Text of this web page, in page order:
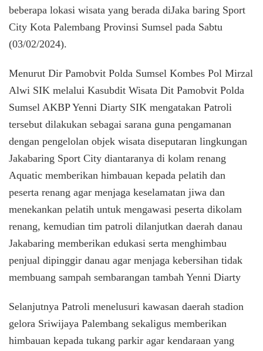
WISATA
SPORT
beberapa lokasi wisata yang berada diJaka baring Sport
City Kota Palembang Provinsi Sumsel pada Sabtu
(03/02/2024).
Menurut Dir Pamobvit Polda Sumsel Kombes Pol Mirzal
Alwi SIK melalui Kasubdit Wisata Dit Pamobvit Polda
Sumsel AKBP Yenni Diarty SIK mengatakan Patroli
tersebut dilakukan sebagai sarana guna pengamanan
dengan pengelolan objek wisata diseputaran lingkungan
Jakabaring Sport City diantaranya di kolam renang
Aquatic memberikan himbauan kepada pelatih dan
peserta renang agar menjaga keselamatan jiwa dan
menekankan pelatih untuk mengawasi peserta dikolam
renang, kemudian tim patroli dilanjutkan daerah danau
Jakabaring memberikan edukasi serta menghimbau
penjual dipinggir danau agar menjaga kebersihan tidak
membuang sampah sembarangan tambah Yenni Diarty
Selanjutnya Patroli menelusuri kawasan daerah stadion
gelora Sriwijaya Palembang sekaligus memberikan
himbauan kepada tukang parkir agar kendaraan yang